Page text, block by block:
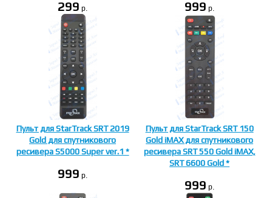
299 p. 999 p.
Пульт для StarTrack SRT 2019
Gold для спутникового
ресивера S5000 Super ver.1 *
999 p.
Пульт для StarTrack SRT 150
Gold iMAX для спутникового
ресивера SRT 550 Gold iMAX,
SRT 6600 Gold *
999 p.